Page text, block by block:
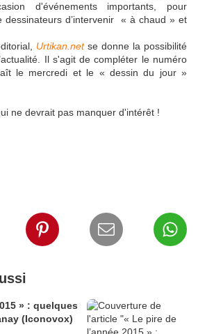
d'événements importants, pour
dessinateurs d’intervenir « à chaud » et
Urtikan.netse donne la possibilité
Il s'agit de compléter le numéro
le mercredi et le « dessin du jour »
ne devrait pas manquer d'intérêt !
» : quelques
(Iconovox)